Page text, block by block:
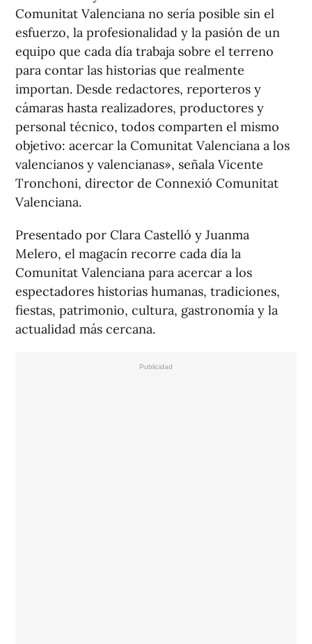
Comunitat Valenciana no sería posible sin el
esfuerzo, la profesionalidad y la pasión de un
equipo que cada día trabaja sobre el terreno
para contar las historias que realmente
importan. Desde redactores, reporteros y
cámaras hasta realizadores, productores y
personal técnico, todos comparten el mismo
objetivo: acercar la Comunitat Valenciana a los
valencianos y valencianas», señala Vicente
Tronchoni, director de Connexió Comunitat
Valenciana.
Presentado por Clara Castelló y Juanma
Melero, el magacín recorre cada día la
Comunitat Valenciana para acercar a los
espectadores historias humanas, tradiciones,
fiestas, patrimonio, cultura, gastronomía y la
actualidad más cercana.